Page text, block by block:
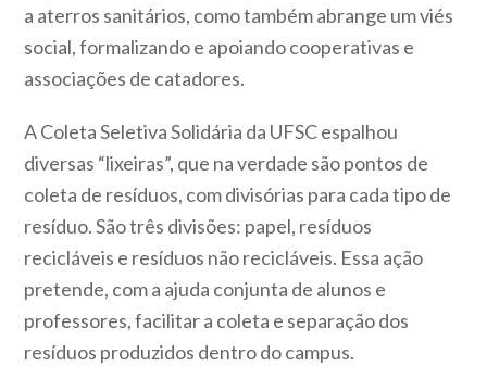
a aterros sanitários, como também abrange um viés
social, formalizando e apoiando cooperativas e
associações de catadores.
A Coleta Seletiva Solidária da UFSC espalhou
diversas “lixeiras”, que na verdade são pontos de
coleta de resíduos, com divisórias para cada tipo de
resíduo. São três divisões: papel, resíduos
recicláveis e resíduos não recicláveis. Essa ação
pretende, com a ajuda conjunta de alunos e
professores, facilitar a coleta e separação dos
resíduos produzidos dentro do campus.